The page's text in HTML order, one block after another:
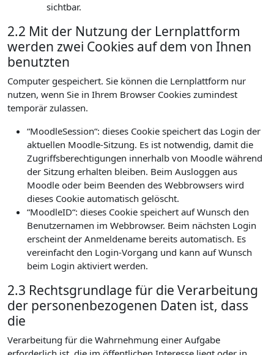
sichtbar.
2.2 Mit der Nutzung der Lernplattform
werden zwei Cookies auf dem von Ihnen
benutzten
Computer gespeichert. Sie können die Lernplattform nur
nutzen, wenn Sie in Ihrem Browser Cookies zumindest
temporär zulassen.
“MoodleSession“: dieses Cookie speichert das Login der
aktuellen Moodle-Sitzung. Es ist notwendig, damit die
Zugriffsberechtigungen innerhalb von Moodle während
der Sitzung erhalten bleiben. Beim Ausloggen aus
Moodle oder beim Beenden des Webbrowsers wird
dieses Cookie automatisch gelöscht.
“MoodleID“: dieses Cookie speichert auf Wunsch den
Benutzernamen im Webbrowser. Beim nächsten Login
erscheint der Anmeldename bereits automatisch. Es
vereinfacht den Login-Vorgang und kann auf Wunsch
beim Login aktiviert werden.
2.3 Rechtsgrundlage für die Verarbeitung
der personenbezogenen Daten ist, dass
die
Verarbeitung für die Wahrnehmung einer Aufgabe